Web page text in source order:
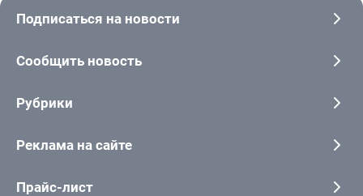
Подписаться на новости
Сообщить новость
Рубрики
Реклама на сайте
Прайс-лист